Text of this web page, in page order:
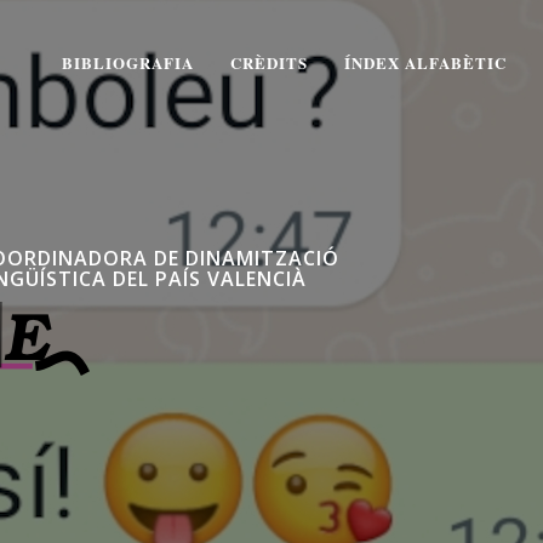
BIBLIOGRAFIA CRÈDITS ÍNDEX ALFABÈTIC
DE DINAMITZACIÓ
DEL PAÍS VALENCIÀ